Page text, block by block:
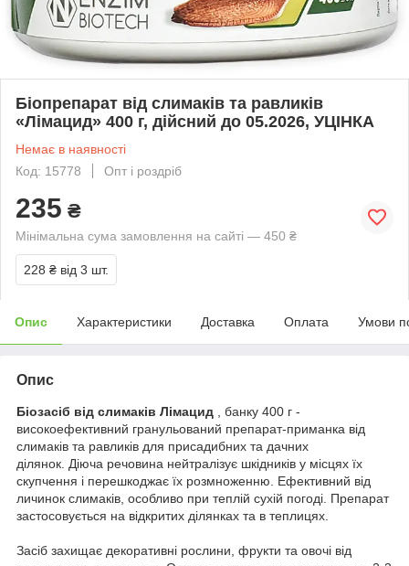
Біопрепарат від слимаків та равликів
«Лімацид» 400 г, дійсний до 05.2026, УЦІНКА
Немає в наявності
Код: 15778
Опт і роздріб
235 ₴
Мінімальна сума замовлення на сайті — 450 ₴
228 ₴ від 3 шт.
Опис Характеристики Доставка Оплата Умови
Опис
Біозасіб від слимаків Лімацид , банку 400 г -
високоефективний гранульований препарат-приманка від
слимаків та равликів для присадибних та дачних
ділянок. Діюча речовина нейтралізує шкідників у місцях їх
скупчення і перешкоджає їх розмноженню. Ефективний від
личинок слимаків, особливо при теплій сухій погоді. Препарат
застосовується на відкритих ділянках та в теплицях.
Засіб захищає декоративні рослини, фрукти та овочі від